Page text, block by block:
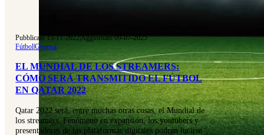
Pubblicato 15-11-2022|Aggiornato 09-07-2025
Fútbol|General
EL MUNDIAL DE LOS STREAMERS:
CÓMO SERÁ TRANSMITIDO EL FÚTBOL
EN QATAR 2022
Qatar 2022 será, entre muchas otras cosas, el Mundial de
los streamers. Fenómeno en expansión, los youtubers y
presentadores de las plataformas digitales podrán lucirse